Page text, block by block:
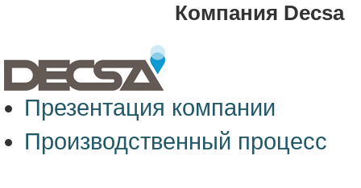
Компания Decsa
Презентация компании
Производственный процесс